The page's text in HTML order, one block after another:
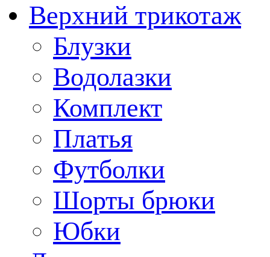
Верхний трикотаж
Блузки
Водолазки
Комплект
Платья
Футболки
Шорты брюки
Юбки